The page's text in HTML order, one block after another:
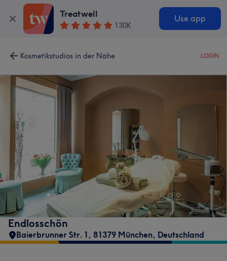
Treatwell
130K
Use app
Kosmetikstudios in der Nähe LOGIN
Endlosschön
Baierbrunner Str. 1, 81379 München, Deutschland